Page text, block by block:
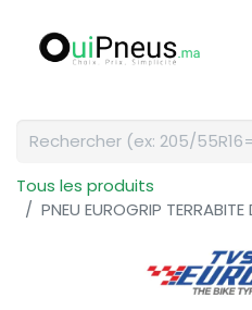
Tous les produits
PNEU EUROGRIP